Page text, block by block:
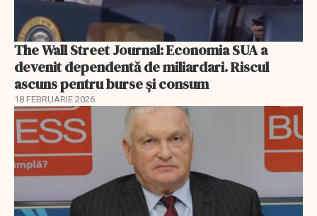
The Wall Street Journal: Economia SUA a
devenit dependentă de miliardari. Riscul
ascuns pentru burse și consum
18 FEBRUARIE 2026
EXCLUSIV